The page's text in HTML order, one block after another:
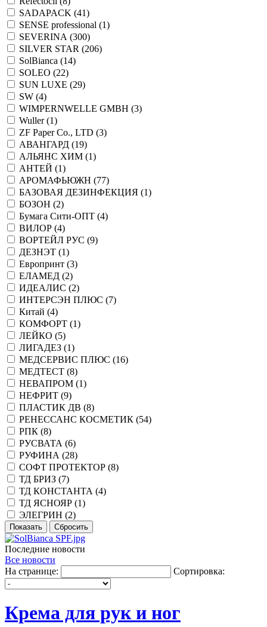
SADAPACK (41)
SENSE professional (1)
SEVERINA (300)
SILVER STAR (206)
SolBianca (14)
SOLEO (22)
SUN LUXE (29)
SW (4)
WIMPERNWELLE GMBH (3)
Wuller (1)
ZF Paper Co., LTD (3)
АВАНГАРД (19)
АЛЬЯНС ХИМ (1)
АНТЕЙ (1)
АРОМАФЬЮЖН (77)
БАЗОВАЯ ДЕЗИНФЕКЦИЯ (1)
БОЗОН (2)
Бумага Сити-ОПТ (4)
ВИЛОР (4)
ВОРТЕЙЛ РУС (9)
ДЕЗНЭТ (1)
Европринт (3)
ЕЛАМЕД (2)
ИДЕАЛИС (2)
ИНТЕРСЭН ПЛЮС (7)
Китай (4)
КОМФОРТ (1)
ЛЕЙКО (5)
ЛИГАДЕЗ (1)
МЕДСЕРВИС ПЛЮС (16)
МЕДТЕСТ (8)
НЕВАПРОМ (1)
НЕФРИТ (9)
ПЛАСТИК ДВ (8)
РЕНЕССАНС КОСМЕТИК (54)
РПК (8)
РУСВАТА (6)
РУФИНА (28)
СОФТ ПРОТЕКТОР (8)
ТД БРИЗ (7)
ТД КОНСТАНТА (4)
ТД ЯСНОЯР (1)
ЭЛЕГРИН (2)
Последние новости
Все новости
На странице:
Сортировка:
Крема для рук и ног